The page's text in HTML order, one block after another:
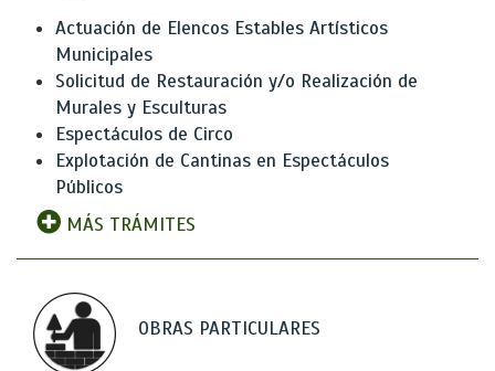
Actuación de Elencos Estables Artísticos
Municipales
Solicitud de Restauración y/o Realización de
Murales y Esculturas
Espectáculos de Circo
Explotación de Cantinas en Espectáculos
Públicos
MÁS TRÁMITES
OBRAS PARTICULARES